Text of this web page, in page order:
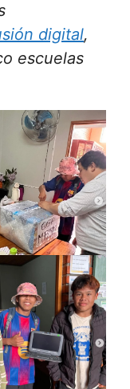
digital,
escuelas